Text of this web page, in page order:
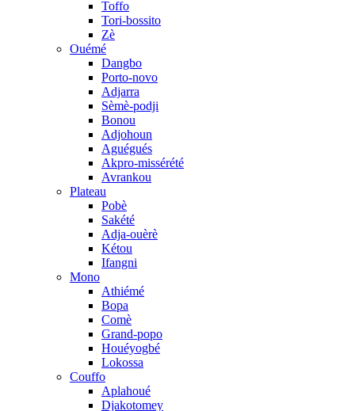
Toffo
Tori-bossito
Zè
Ouémé
Dangbo
Porto-novo
Adjarra
Sèmè-podji
Bonou
Adjohoun
Aguégués
Akpro-missérété
Avrankou
Plateau
Pobè
Sakété
Adja-ouèrè
Kétou
Ifangni
Mono
Athiémé
Bopa
Comè
Grand-popo
Houéyogbé
Lokossa
Couffo
Aplahoué
Djakotomey